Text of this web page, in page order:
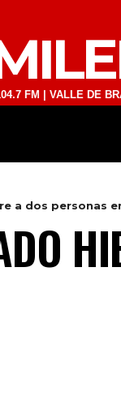
| VALLE DE
a dos personas